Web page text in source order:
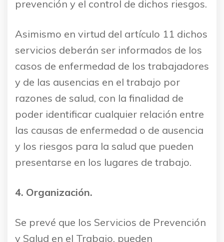
prevención y el control de dichos riesgos.
Asimismo en virtud del artículo 11 dichos
servicios deberán ser informados de los
casos de enfermedad de los trabajadores
y de las ausencias en el trabajo por
razones de salud, con la finalidad de
poder identificar cualquier relación entre
las causas de enfermedad o de ausencia
y los riesgos para la salud que pueden
presentarse en los lugares de trabajo.
4. Organización.
Se prevé que los Servicios de Prevención
y Salud en el Trabajo, pueden